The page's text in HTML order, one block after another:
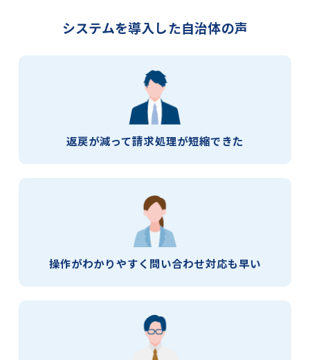
システムを導入した自治体の声
返戻が減って請求処理が短縮できた
操作がわかりやすく 問い合わせ対応も早い